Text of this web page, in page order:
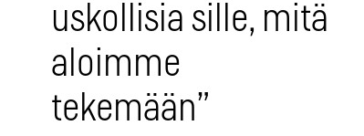
uskollisia sille, mitä
aloimme
tekemään”